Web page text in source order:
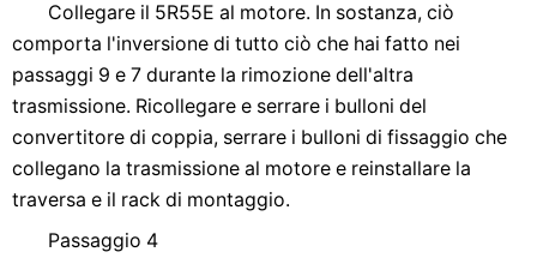
Collegare il 5R55E al motore. In sostanza, ciò
comporta l'inversione di tutto ciò che hai fatto nei
passaggi 9 e 7 durante la rimozione dell'altra
trasmissione. Ricollegare e serrare i bulloni del
convertitore di coppia, serrare i bulloni di fissaggio che
collegano la trasmissione al motore e reinstallare la
traversa e il rack di montaggio.
Passaggio 4